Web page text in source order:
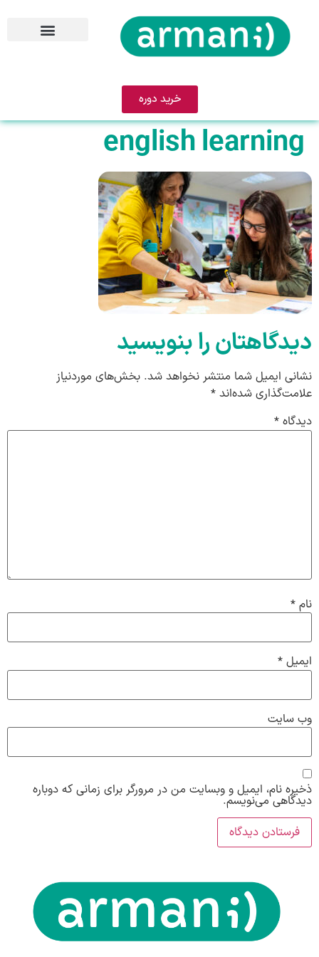
خرید دوره
english learning
دیدگاهتان را بنویسید
نشانی ایمیل شما منتشر نخواهد شد. بخش‌های موردنیاز
علامت‌گذاری شده‌اند *
دیدگاه *
نام *
ایمیل *
وب‌ سایت
ذخیره نام، ایمیل و وبسایت من در مرورگر برای زمانی که دوباره
دیدگاهی می‌نویسم.